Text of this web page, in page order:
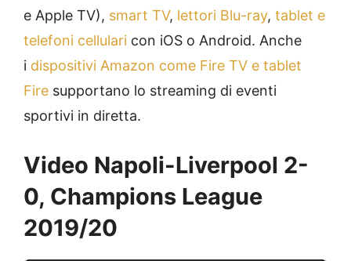
e Apple TV), smart TV, lettori Blu-ray, tablet e
telefoni cellulari con iOS o Android. Anche
i dispositivi Amazon come Fire TV e tablet
Fire supportano lo streaming di eventi
sportivi in diretta.
Video Napoli-Liverpool 2-
0, Champions League
2019/20